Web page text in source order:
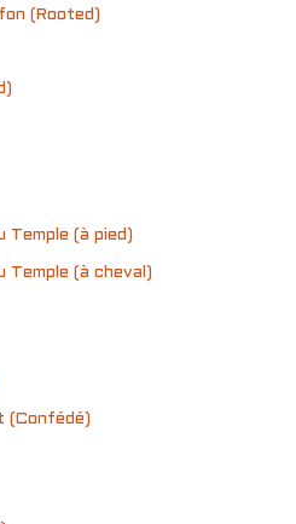
(Rooted)
Temple (à pied)
Temple (à cheval)
(Confédé)